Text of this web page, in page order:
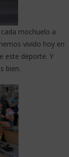
mochuelo a
vivido hoy en
este deporte. Y
bien.